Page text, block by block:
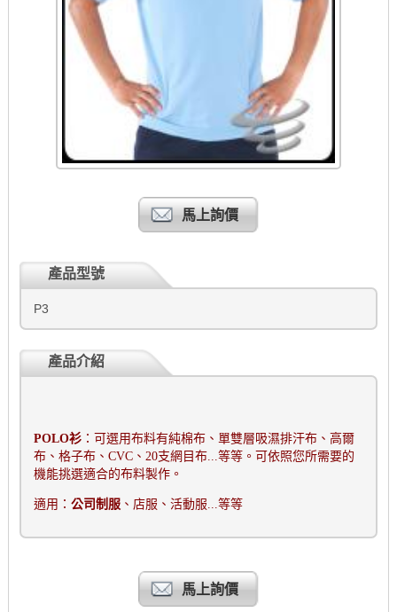
馬上詢價
產品型號
P3
產品介紹
POLO衫：可選用布料有純棉布、單雙層吸濕排汗布、高爾
布、格子布、 CVC、 20支網目布...等等。可依照您所需要的
機能挑選適合的布料製作。
適用： 公司制服、店服、活動服...等等
馬上詢價